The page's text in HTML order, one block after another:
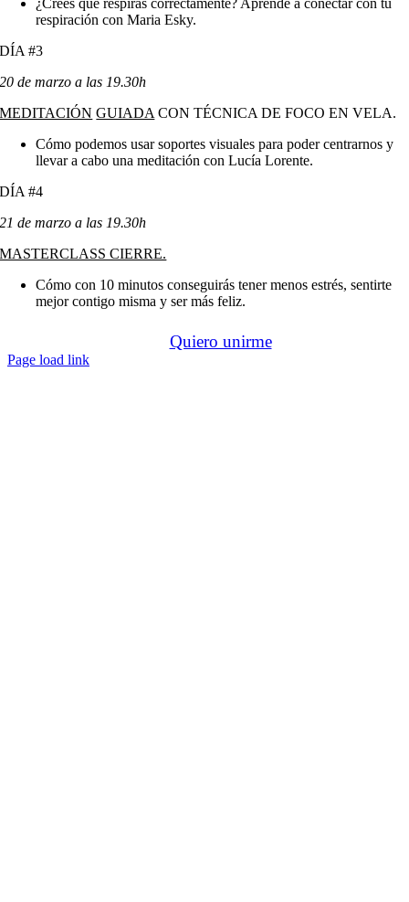
respiración con Maria Esky.
DÍA #3
20 de marzo a las 19.30h
MEDITACIÓN GUIADA CON TÉCNICA DE FOCO EN VELA.
Cómo podemos usar soportes visuales para poder centrarnos y
llevar a cabo una meditación con Lucía Lorente.
DÍA #4
21 de marzo a las 19.30h
MASTERCLASS CIERRE.
Cómo con 10 minutos conseguirás tener menos estrés, sentirte
mejor contigo misma y ser más feliz.
Quiero unirme
Page load link